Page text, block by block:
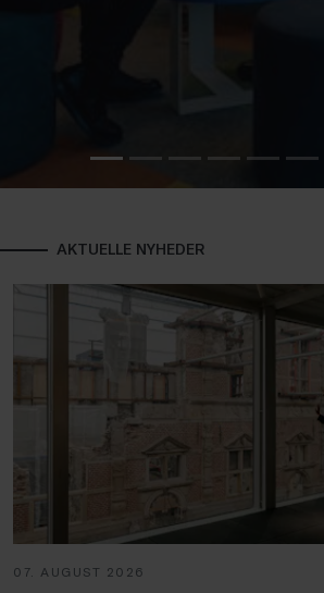
AKTUELLE NYHEDER
07. AUGUST 2026